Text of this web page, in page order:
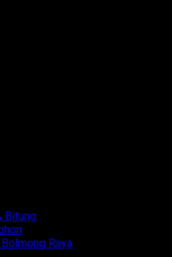
Bitung
Raya